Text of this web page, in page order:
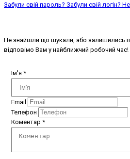
Забули свій пароль? Забули свій логін?
Не знайшли що шукали, або залишились
відповімо Вам у найближчий робочий час!
Ім'я *
Email
Телефон
Коментар *